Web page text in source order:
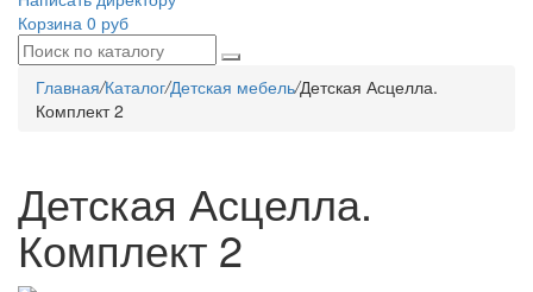
Корзина 0 руб
Главная/Каталог/Детская мебель/Детская Асцелла.
Комплект 2
Детская Асцелла.
Комплект 2